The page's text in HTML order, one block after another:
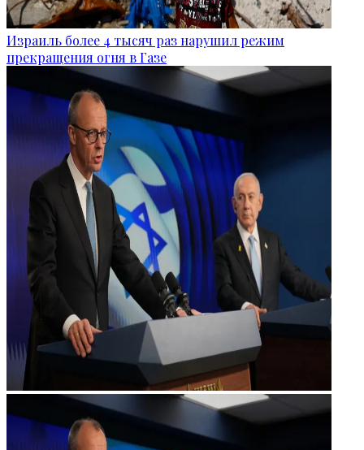
Израиль более 4 тысяч раз нарушил режим
прекращения огня в Газе